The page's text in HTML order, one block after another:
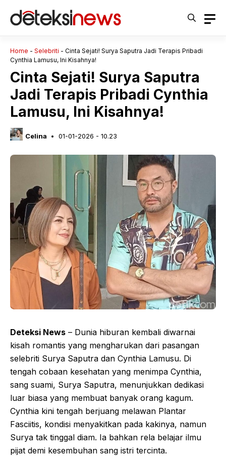
Home - Selebriti - Cinta Sejati! Surya Saputra Jadi Terapis Pribadi
Cynthia Lamusu, Ini Kisahnya!
Cinta Sejati! Surya Saputra
Jadi Terapis Pribadi Cynthia
Lamusu, Ini Kisahnya!
Celina 01-01-2026 - 10.23
Deteksi News – Dunia hiburan kembali diwarnai
kisah romantis yang mengharukan dari pasangan
selebriti Surya Saputra dan Cynthia Lamusu. Di
tengah cobaan kesehatan yang menimpa Cynthia,
sang suami, Surya Saputra, menunjukkan dedikasi
luar biasa yang membuat banyak orang kagum.
Cynthia kini tengah berjuang melawan Plantar
Fasciitis, kondisi menyakitkan pada kakinya, namun
Surya tak tinggal diam. Ia bahkan rela belajar ilmu
pijat demi kesembuhan sang istri tercinta.